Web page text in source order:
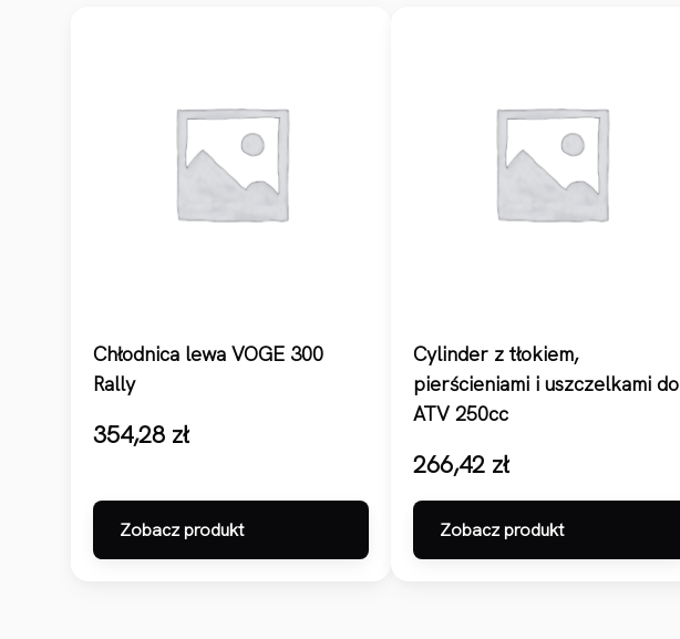
Chłodnica lewa VOGE 300
Rally
354,28 zł
Zobacz produkt
Cylinder z tłokiem,
pierścieniami i uszczelkami do
ATV 250cc
266,42 zł
Zobacz produkt